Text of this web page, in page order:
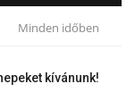
Minden időben
kívánunk!